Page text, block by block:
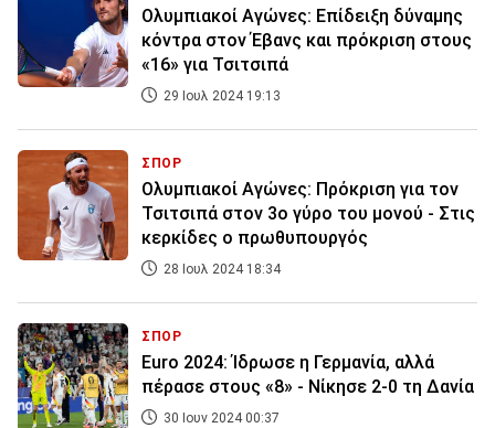
Ολυμπιακοί Αγώνες: Επίδειξη δύναμης
κόντρα στον Έβανς και πρόκριση στους
«16» για Τσιτσιπά
29 Ιουλ 2024 19:13
ΣΠΟΡ
Ολυμπιακοί Αγώνες: Πρόκριση για τον
Τσιτσιπά στον 3ο γύρο του μονού - Στις
κερκίδες ο πρωθυπουργός
28 Ιουλ 2024 18:34
ΣΠΟΡ
Euro 2024: Ίδρωσε η Γερμανία, αλλά
πέρασε στους «8» - Νίκησε 2-0 τη Δανία
30 Ιουν 2024 00:37